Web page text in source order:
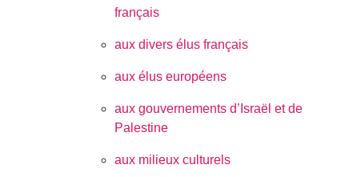
français
aux divers élus français
aux élus européens
aux gouvernements d’Israël et de
Palestine
aux milieux culturels